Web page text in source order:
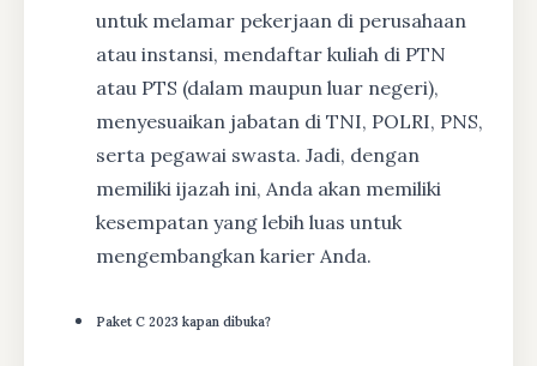
untuk melamar pekerjaan di perusahaan
atau instansi, mendaftar kuliah di PTN
atau PTS (dalam maupun luar negeri),
menyesuaikan jabatan di TNI, POLRI, PNS,
serta pegawai swasta. Jadi, dengan
memiliki ijazah ini, Anda akan memiliki
kesempatan yang lebih luas untuk
mengembangkan karier Anda.
Paket C 2023 kapan dibuka?